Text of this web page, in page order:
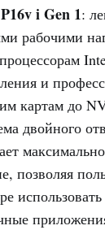
i Gen 1:
рабочими
и
картам до
двойного
позволяя